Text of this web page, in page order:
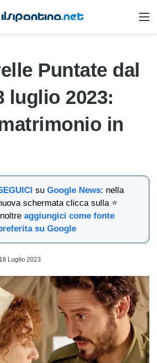
Puntate dal
luglio 2023:
in
suGoogle News: nella
schermata clicca sulla ⭐
Inoltreaggiungici come fonte
su Google
18 Luglio 2023